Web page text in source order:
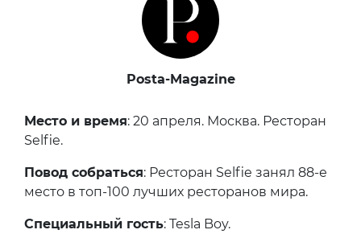
Posta-Magazine
Место и время: 20 апреля. Москва. Ресторан
Selfie.
Повод собраться: Ресторан Selfie занял 88-е
место в топ-100 лучших ресторанов мира.
Специальный гость: Tesla Boy.